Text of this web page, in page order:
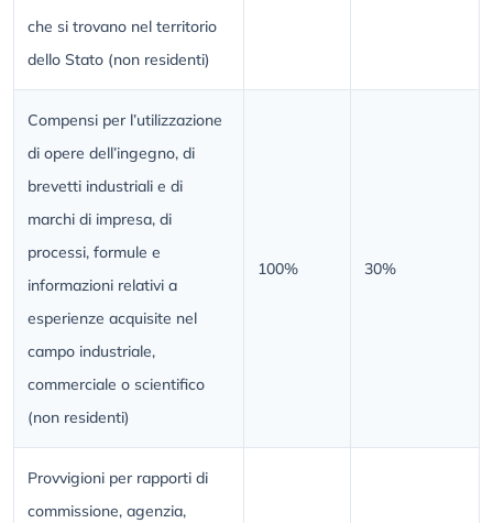
che si trovano nel territorio
dello Stato (non residenti)
Compensi per l’utilizzazione
di opere dell’ingegno, di
brevetti industriali e di
marchi di impresa, di
processi, formule e
informazioni relativi a
esperienze acquisite nel
campo industriale,
commerciale o scientifico
(non residenti)
100% 30%
Provvigioni per rapporti di
commissione, agenzia,